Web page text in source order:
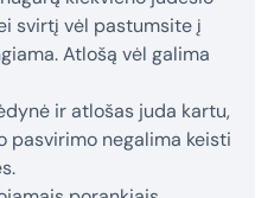
svirtį vėl pastumsite į
Atlošą vėl galima
ir atlošas juda kartu,
pasvirimo negalima keisti